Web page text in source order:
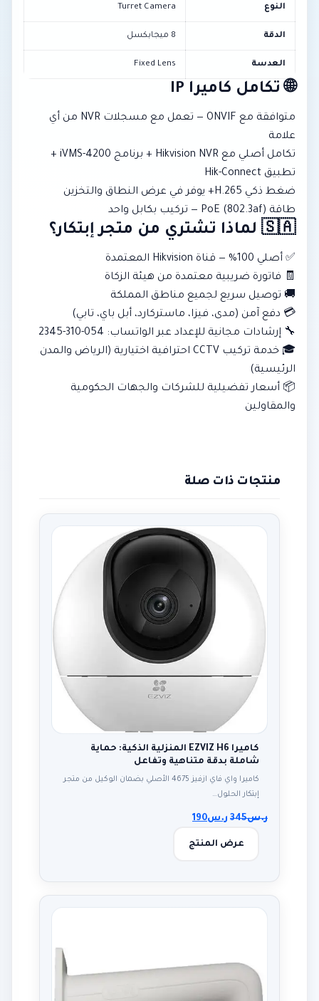
النوع Turret Camera
الدقة 8 ميجابكسل
العدسة Fixed Lens
🌐 تكامل كاميرا IP
متوافقة مع ONVIF — تعمل مع مسجلات NVR من أي
علامة
تكامل أصلي مع Hikvision NVR + برنامج iVMS-4200 +
تطبيق Hik-Connect
ضغط ذكي H.265+ يوفر في عرض النطاق والتخزين
طاقة PoE (802.3af) — تركيب بكابل واحد
🇸🇦 لماذا تشتري من متجر إبتكار؟
✅ أصلي 100% — قناة Hikvision المعتمدة
🧾 فاتورة ضريبية معتمدة من هيئة الزكاة
🚚 توصيل سريع لجميع مناطق المملكة
💳 دفع آمن (مدى، فيزا، ماستركارد، أبل باي، تابي)
🔧 إرشادات مجانية للإعداد عبر الواتساب: 054-310-2345
🎓 خدمة تركيب CCTV احترافية اختيارية (الرياض والمدن
الرئيسية)
📦 أسعار تفضيلية للشركات والجهات الحكومية
والمقاولين
منتجات ذات صلة
كاميرا EZVIZ H6 المنزلية الذكية: حماية
شاملة بدقة متناهية وتفاعل
كاميرا واي فاي ازفيز 4675 الأصلي بضمان الوكيل من متجر
إبتكار الحلول…
ر.س345 ر.س190
عرض المنتج